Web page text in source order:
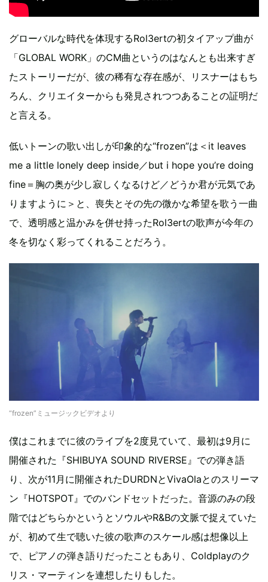
グローバルな時代を体現するRol3ertの初タイアップ曲が
「GLOBAL WORK」のCM曲というのはなんとも出来すぎ
たストーリーだが、彼の稀有な存在感が、リスナーはもち
ろん、クリエイターからも発見されつつあることの証明だ
と言える。
低いトーンの歌い出しが印象的な“frozen”は＜it leaves
me a little lonely deep inside／but i hope you’re doing
fine＝胸の奥が少し寂しくなるけど／どうか君が元気であ
りますように＞と、喪失とその先の微かな希望を歌う一曲
で、透明感と温かみを併せ持ったRol3ertの歌声が今年の
冬を切なく彩ってくれることだろう。
“frozen”ミュージックビデオより
僕はこれまでに彼のライブを2度見ていて、最初は9月に
開催された『SHIBUYA SOUND RIVERSE』での弾き語
り、次が11月に開催されたDURDNとVivaOlaとのスリーマ
ン『HOTSPOT』でのバンドセットだった。音源のみの段
階ではどちらかというとソウルやR&Bの文脈で捉えていた
が、初めて生で聴いた彼の歌声のスケール感は想像以上
で、ピアノの弾き語りだったこともあり、Coldplayのク
リス・マーティンを連想したりもした。